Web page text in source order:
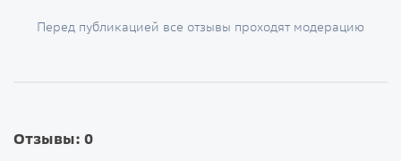
Перед публикацией все отзывы проходят модерацию
Отзывы: 0